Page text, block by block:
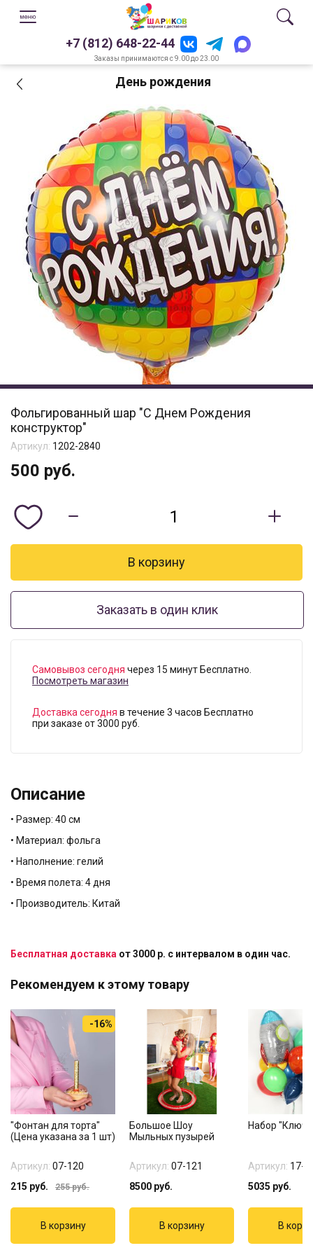
+7 (812) 648-22-44
Заказы принимаются с 9.00 до 23.00
День рождения
Фольгированный шар "С Днем Рождения
конструктор"
Артикул: 1202-2840
500 руб.
Заказать в один клик
Самовывоз сегодня через 15 минут Бесплатно.
Посмотреть магазин
Доставка сегодня в течение 3 часов Бесплатно
при заказе от 3000 руб.
Описание
• Размер: 40 см
• Материал: фольга
• Наполнение: гелий
• Время полета: 4 дня
• Производитель: Китай
Бесплатная доставка от 3000 р. с интервалом в один час.
Рекомендуем к этому товару
-16%
"Фонтан для торта"
(Цена указана за 1 шт)
Артикул: 07-120
215 руб. 255руб.
Большое Шоу
Мыльных пузырей
Артикул: 07-121
8500 руб.
Набор "Ключ
Артикул: 17-
5035 руб.